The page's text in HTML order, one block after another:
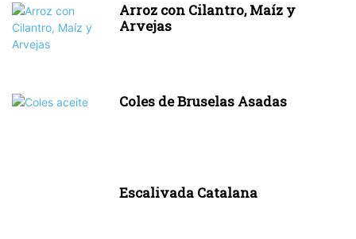
Arroz con Cilantro, Maíz y
Arvejas
Coles de Bruselas Asadas
Escalivada Catalana